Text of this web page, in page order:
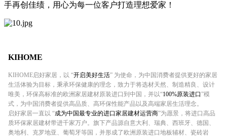
手再创佳绩，用心为每一位客户打造理想爱家！
KIHOME
KIHOME启好家居，以 “开启美好生活” 为使命，为中国消费者提供更好的家居
生活体验为目标，秉承环保健康的理念，致力于将选材天然、制造精良、设计
唯美，环保高标准的欧洲家居建材原装进口到中国，并以“100%原装进口”模
式，为中国消费者提供高品质、高环保性能产品以及高端家居生活理念。
启好家居一直以 “成为中国最专业的进口家居建材运营商”为愿景，将进口高品
质环保家居建材带进千家万户。旗下产品源自意大利、瑞典、西班牙、德国、
奥地利、克罗地亚、葡萄牙等国，并形成了欧洲原装进口地板辅材、瓷砖岩